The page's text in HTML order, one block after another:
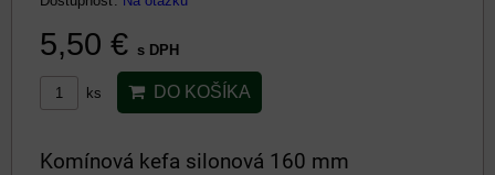
5,50 € s DPH
ks DO KOŠÍKA
Komínová kefa silonová 160 mm